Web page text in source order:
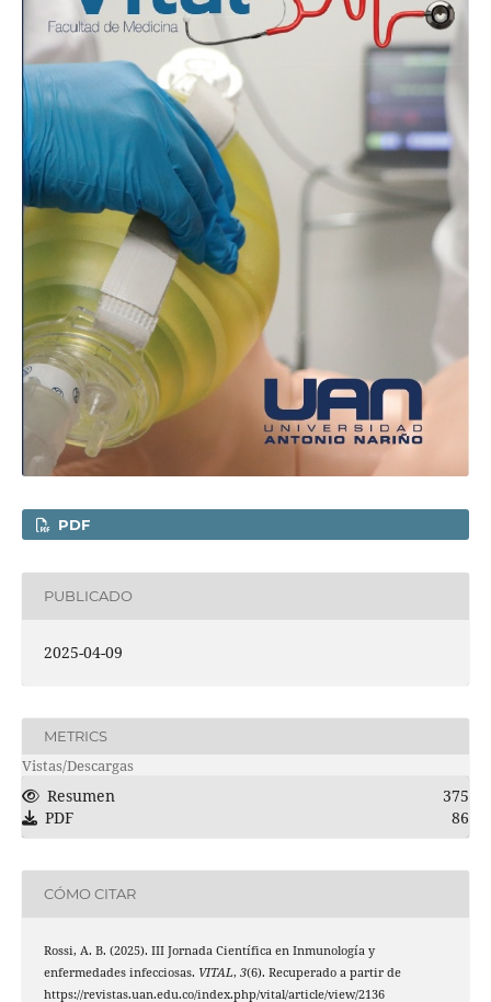
PDF
PUBLICADO
2025-04-09
METRICS
Vistas/Descargas
Resumen
375
PDF
86
CÓMO CITAR
Rossi, A. B. (2025). III Jornada Científica en Inmunología y
enfermedades infecciosas. VITAL, 3(6). Recuperado a partir de
https://revistas.uan.edu.co/index.php/vital/article/view/2136